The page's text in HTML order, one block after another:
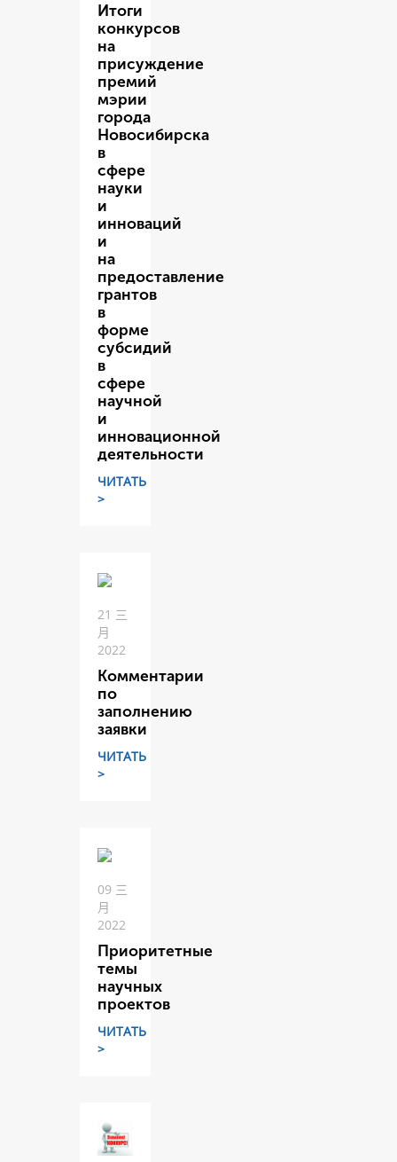
Итоги
конкурсов
на
присуждение
премий
мэрии
города
Новосибирска
в
сфере
науки
и
инноваций
и
на
предоставление
грантов
в
форме
субсидий
в
сфере
научной
и
инновационной
деятельности
ЧИТАТЬ
>
21 三
月
2022
Комментарии
по
заполнению
заявки
ЧИТАТЬ
>
09 三
月
2022
Приоритетные
темы
научных
проектов
ЧИТАТЬ
>